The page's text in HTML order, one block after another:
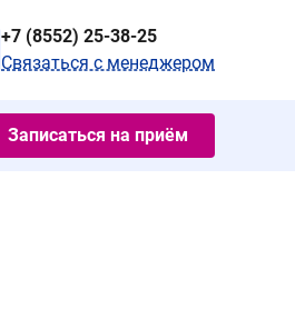
+7 (8552) 25-38-25
Связаться с менеджером
Записаться на приём